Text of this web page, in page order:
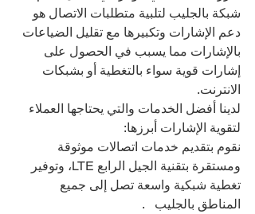
شبكة بالجليب لتلبية متطلبات الاتصال هو
دعم الإشارات وتكبيرها مع تقليل الضياعات
بالإشارات مما يسبب في الحصول على
إشارات قوية سواء بالتغطية أو بشبكات
الانترنت.
لدينا أفضل الخدمات والتي يحتاجها العملاء
لتقوية الإشارات أبرزها:
نقوم بتقديم خدمات اتصالات موثوقة
ومستقرة بتقنية الجيل الرابع LTE، وتوفير
تغطية شبكية واسعة تصل إلى جميع
المناطق بالجليب   .